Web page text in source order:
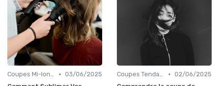
Coupes Mi-longues • 03/06/2025
Coupes Tendance et Modernes • 02/06/2025